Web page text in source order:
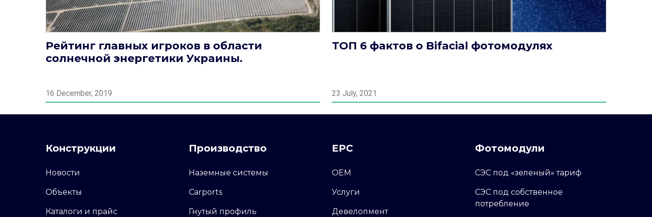
Рейтинг главных игроков в области
солнечной энергетики Украины.
16 December, 2019
ТОП 6 фактов о Bifacial фотомодулях
23 July, 2021
Конструкции
Новости
Объекты
Каталоги и прайс
Производство
Наземные системы
Carports
Гнутый профиль
EPC
ОЕМ
Услуги
Девелопмент
Фотомодули
СЭС под «зеленый» тариф
СЭС под собственное
потребление